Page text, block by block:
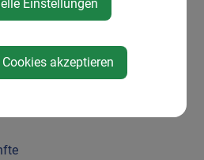
Einstellungen
akzeptieren